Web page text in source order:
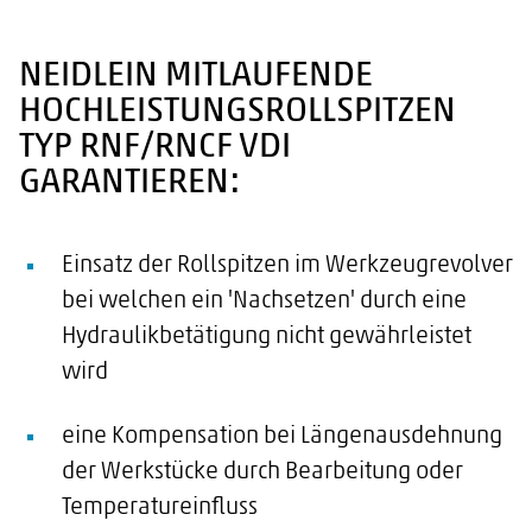
NEIDLEIN MITLAUFENDE
HOCHLEISTUNGSROLLSPITZEN
TYP RNF/RNCF VDI
GARANTIEREN:
Einsatz der Rollspitzen im Werkzeugrevolver
bei welchen ein 'Nachsetzen' durch eine
Hydraulikbetätigung nicht gewährleistet
wird
eine Kompensation bei Längenausdehnung
der Werkstücke durch Bearbeitung oder
Temperatureinfluss